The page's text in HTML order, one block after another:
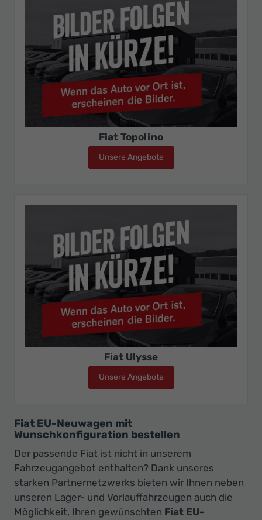
Fiat Topolino
Unsere Angebote
Fiat Ulysse
Unsere Angebote
Fiat EU-Neuwagen mit
Wunschkonfiguration bestellen
Der passende Fiat ist nicht in unserem
Fahrzeugangebot enthalten? Dank unseres
starken Partnernetzwerks bieten wir Ihnen neben
unseren Lager- und Vorlauffahrzeugen auch die
Möglichkeit, Ihren gewünschten Fiat EU-